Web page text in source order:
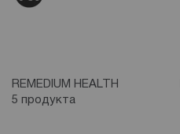
REMEDIUM HEALTH
5 продукта